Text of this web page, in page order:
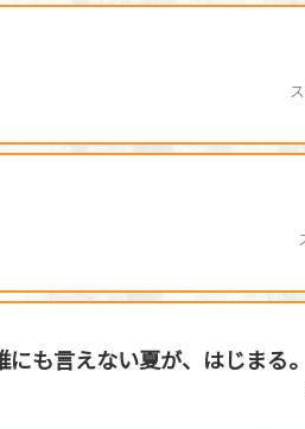
も言えない夏が、はじまる。